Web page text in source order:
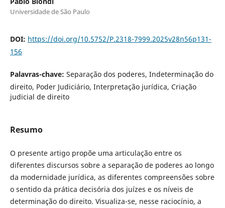
Universidade de São Paulo
DOI: https://doi.org/10.5752/P.2318-7999.2025v28n56p131-
156
Palavras-chave: Separação dos poderes, Indeterminação do
direito, Poder Judiciário, Interpretação jurídica, Criação
judicial de direito
Resumo
O presente artigo propõe uma articulação entre os
diferentes discursos sobre a separação de poderes ao longo
da modernidade jurídica, as diferentes compreensões sobre
o sentido da prática decisória dos juízes e os níveis de
determinação do direito. Visualiza-se, nesse raciocínio, a